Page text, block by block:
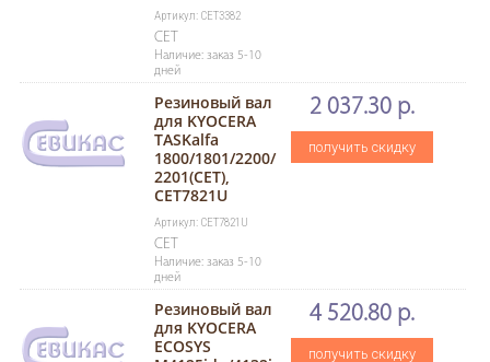
Артикул: CET3382
CET
Наличие: заказ 5-10
дней
Резиновый вал
для KYOCERA
TASKalfa
1800/1801/2200/
2201(CET),
CET7821U
Артикул: CET7821U
CET
Наличие: заказ 5-10
дней
2 037.30 р.
получить скидку
Резиновый вал
для KYOCERA
ECOSYS
4 520.80 р.
получить скидку